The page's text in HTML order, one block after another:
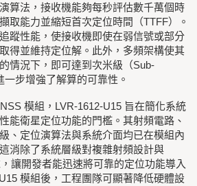
算法，接收機能夠每秒評估數千萬個時
取能力並縮短首次定位時間（TTFF）。
蹤性能，使接收機即使在弱信號或部分
得並維持定位解。此外，多頻架構使其
情況下，即可達到次米級（Sub-
步增強了解算的可靠性。
模組，LVR-1612-U15 旨在簡化系統
能衛星定位功能的門檻。其射頻電路、
、定位演算法與系統介面均已在模組內
消除了系統層級對複雜射頻設計與
讓開發者能迅速將可靠的定位功能導入
模組後，工程團隊可顯著降低硬體設